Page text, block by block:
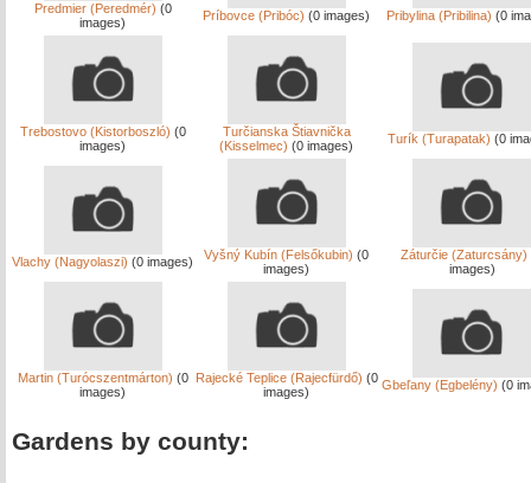
Predmier (Peredmér) (0
images)
Príbovce (Pribóc) (0 images) Pribylina (Pribilina) (0
Trebostovo (Kistorboszló) (0
images)
Turčianska Štiavnička
(Kisselmec) (0 images) Turík (Turapatak) (0
Vlachy (Nagyolaszi) (0 images) Vyšný Kubín (Felsőkubin) (0
images)
Záturčie (Zaturcsány)
images)
Martin (Turócszentmárton) (0
images)
Rajecké Teplice (Rajecfürdő) (0
images)
Gbeľany (Egbelény) (0
Gardens by county: